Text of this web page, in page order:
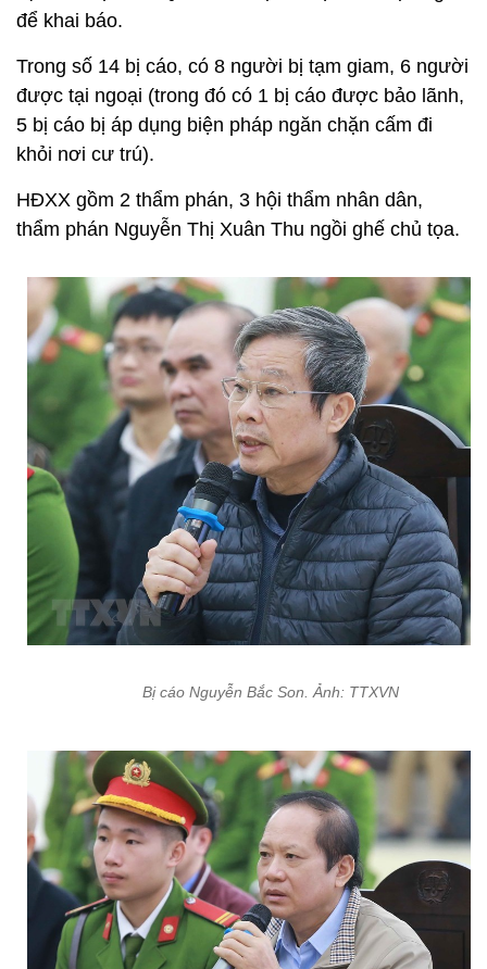
để khai báo.
Trong số 14 bị cáo, có 8 người bị tạm giam, 6 người
được tại ngoại (trong đó có 1 bị cáo được bảo lãnh,
5 bị cáo bị áp dụng biện pháp ngăn chặn cấm đi
khỏi nơi cư trú).
HĐXX gồm 2 thẩm phán, 3 hội thẩm nhân dân,
thẩm phán Nguyễn Thị Xuân Thu ngồi ghế chủ tọa.
Bị cáo Nguyễn Bắc Son. Ảnh: TTXVN